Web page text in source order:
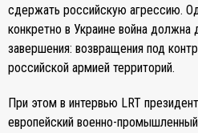
сдержать российскую агрессию.
конкретно в Украине война должна
завершения: возвращения под
российской армией территорий.
При этом в интервью LRT
европейский военно-